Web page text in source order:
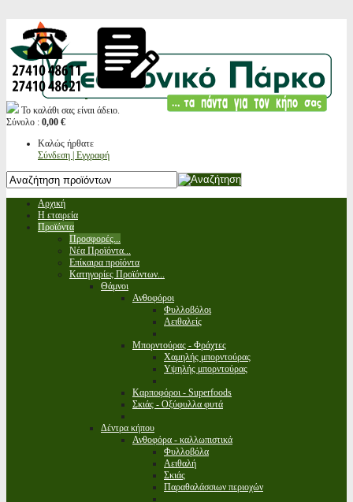
Το καλάθι σας είναι άδειο.
Σύνολο : 0,00 €
Καλώς ήρθατε
Σύνδεση | Εγγραφή
Αρχική
Η εταιρεία
Προϊόντα
Προσφορές...
Νέα Προϊόντα...
Επίκαιρα προϊόντα
Κατηγορίες Προϊόντων...
Θάμνοι
Ανθοφόροι
Φυλλοβόλοι
Αειθαλείς
Μπορντούρας - Φράχτες
Χαμηλής μπορντούρας
Υψηλής μπορντούρας
Καρποφόροι - Superfoods
Σκιάς - Οξύφυλλα φυτά
Δέντρα κήπου
Ανθοφόρα - καλλωπιστικά
Φυλλοβόλα
Αειθαλή
Σκιάς
Παραθαλάσσιων περιοχών